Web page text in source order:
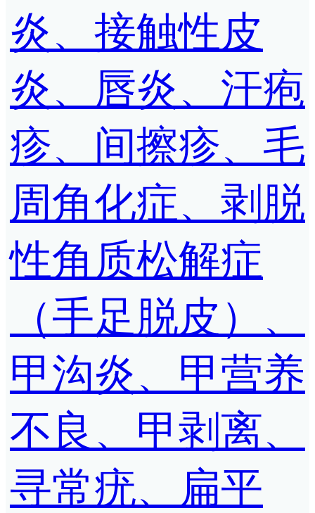
炎、接触性皮
炎、唇炎、汗疱
疹、间擦疹、毛
周角化症、剥脱
性角质松解症
（手足脱皮）、
甲沟炎、甲营养
不良、甲剥离、
寻常疣、扁平